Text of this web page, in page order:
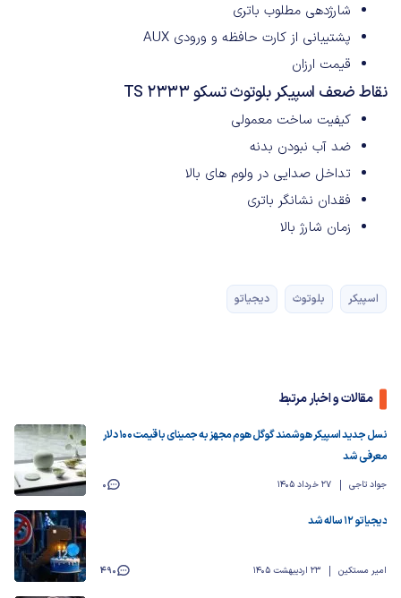
شارژدهی مطلوب باتری
پشتیبانی از کارت حافظه و ورودی AUX
قیمت ارزان
نقاط ضعف اسپیکر بلوتوث تسکو TS 2333
کیفیت ساخت معمولی
ضد آب نبودن بدنه
تداخل صدایی در ولوم های بالا
فقدان نشانگر باتری
زمان شارژ بالا
اسپیکر بلوتوث دیجیاتو
مقالات و اخبار مرتبط
نسل جدید اسپیکر هوشمند گوگل هوم مجهز به جمینای با قیمت ۱۰۰ دلار
معرفی شد
جواد تاجی 27 خرداد 1405 0
دیجیاتو ۱۲ ساله شد
امیر مستکین 23 اردیبهشت 1405 490